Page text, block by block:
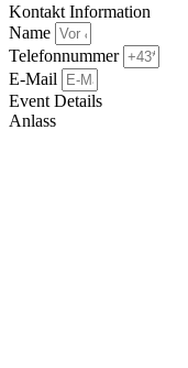
Kontakt Information
Name
Telefonnummer
E-Mail
Event Details
Anlass